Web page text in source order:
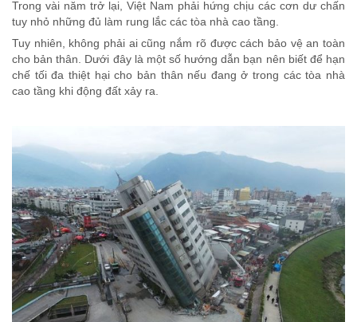
Trong vài năm trở lại, Việt Nam phải hứng chịu các cơn dư chấn
tuy nhỏ những đủ làm rung lắc các tòa nhà cao tầng.
Tuy nhiên, không phải ai cũng nắm rõ được cách bảo vệ an toàn
cho bản thân. Dưới đây là một số hướng dẫn bạn nên biết để hạn
chế tối đa thiệt hại cho bản thân nếu đang ở trong các tòa nhà
cao tầng khi động đất xảy ra.